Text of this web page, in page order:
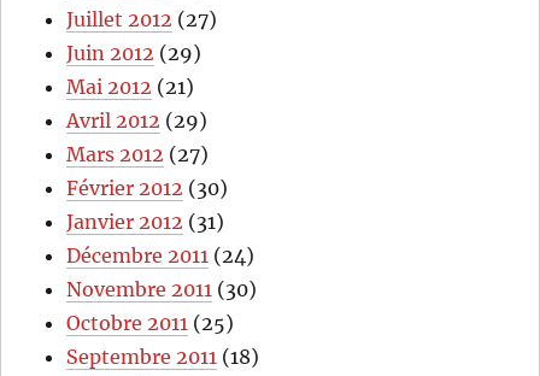
Juillet 2012 (27)
Juin 2012 (29)
Mai 2012 (21)
Avril 2012 (29)
Mars 2012 (27)
Février 2012 (30)
Janvier 2012 (31)
Décembre 2011 (24)
Novembre 2011 (30)
Octobre 2011 (25)
Septembre 2011 (18)